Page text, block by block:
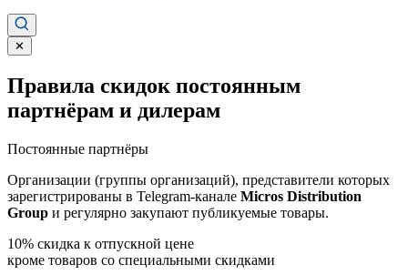
✕
Правила скидок постоянным
партнёрам и дилерам
Постоянные партнёры
Организации (группы организаций), представители которых
зарегистрированы в Telegram-канале Micros Distribution
Group и регулярно закупают публикуемые товары.
10% скидка к отпускной цене
кроме товаров со специальными скидками